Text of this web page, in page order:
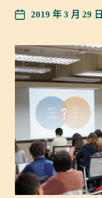
2019 年 3 月 29 日